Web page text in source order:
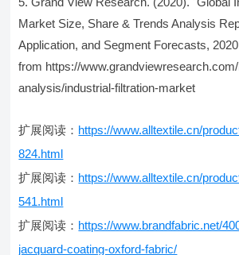
Market Size, Share & Trends Analysis
Application, and Segment Forecasts,
from https://
analysis/industrial-filtration-market
扩展阅读： https://www.alltextile.cn/
824.html
扩展阅读： https://www.alltextile.cn/
541.html
扩展阅读： https://www.brandfabric.net/
jacquard-coating-oxford-fabric/